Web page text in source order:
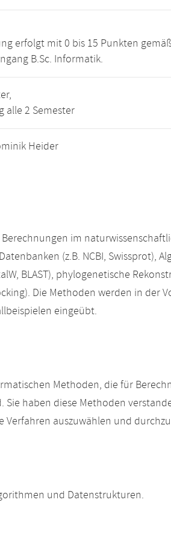
erfolgt mit 0 bis 15 Punkten
B.Sc. Informatik.
alle 2 Semester
Heider
im
(z.B. NCBI, Swissprot),
BLAST), phylogenetische
Die Methoden werden in der
eingeübt.
Methoden, die für
haben diese Methoden
auszuwählen und
und Datenstrukturen.